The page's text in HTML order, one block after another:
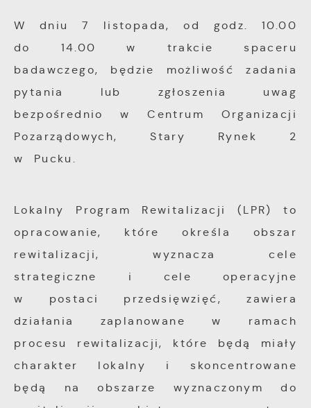
W dniu 7 listopada, od godz. 10.00
do 14.00 w trakcie spaceru
badawczego, będzie możliwość zadania
pytania lub zgłoszenia uwag
bezpośrednio w Centrum Organizacji
Pozarządowych, Stary Rynek 2
w Pucku.
Lokalny Program Rewitalizacji (LPR) to
opracowanie, które określa obszar
rewitalizacji, wyznacza cele
strategiczne i cele operacyjne
w postaci przedsięwzięć, zawiera
działania zaplanowane w ramach
procesu rewitalizacji, które będą miały
charakter lokalny i skoncentrowane
będą na obszarze wyznaczonym do